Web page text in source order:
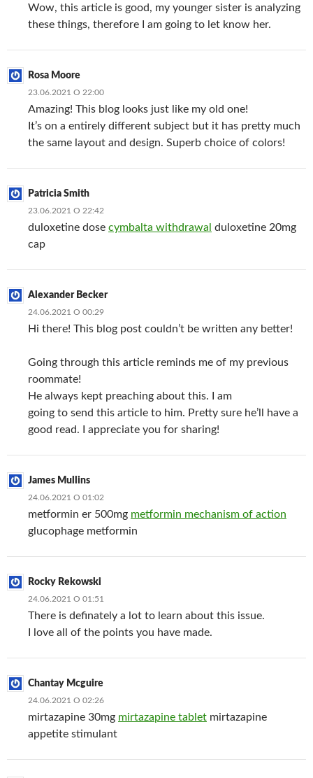
Wow, this article is good, my younger sister is analyzing
these things, therefore I am going to let know her.
Rosa Moore
23.06.2021 О 22:00
Amazing! This blog looks just like my old one!
It’s on a entirely different subject but it has pretty much
the same layout and design. Superb choice of colors!
Patricia Smith
23.06.2021 О 22:42
duloxetine dose cymbalta withdrawal duloxetine 20mg
cap
Alexander Becker
24.06.2021 О 00:29
Hi there! This blog post couldn’t be written any better!
Going through this article reminds me of my previous
roommate!
He always kept preaching about this. I am
going to send this article to him. Pretty sure he’ll have a
good read. I appreciate you for sharing!
James Mullins
24.06.2021 О 01:02
metformin er 500mg metformin mechanism of action
glucophage metformin
Rocky Rekowski
24.06.2021 О 01:51
There is definately a lot to learn about this issue.
I love all of the points you have made.
Chantay Mcguire
24.06.2021 О 02:26
mirtazapine 30mg mirtazapine tablet mirtazapine
appetite stimulant